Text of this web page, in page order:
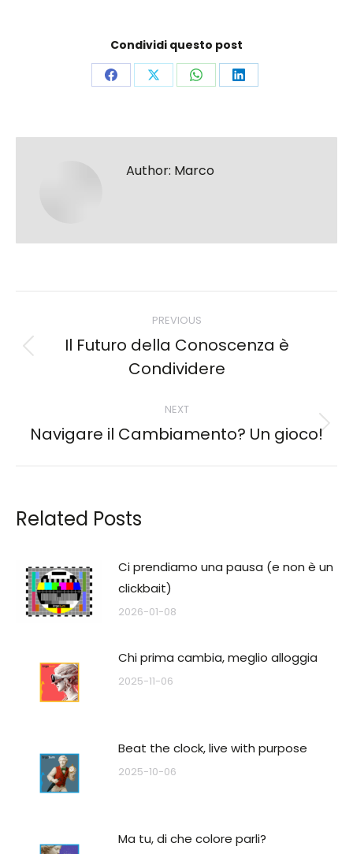
Condividi questo post
Share Share Share Share
Author: Marco
navigation
PREVIOUS
Previous
post:
Il Futuro della Conoscenza è
Condividere
NEXT
Next
Navigare il Cambiamento? Un gioco!
Related Posts
Ci prendiamo una pausa (e non è un
clickbait)
2026-01-08
Chi prima cambia, meglio alloggia
2025-11-06
Beat the clock, live with purpose
2025-10-06
Ma tu, di che colore parli?